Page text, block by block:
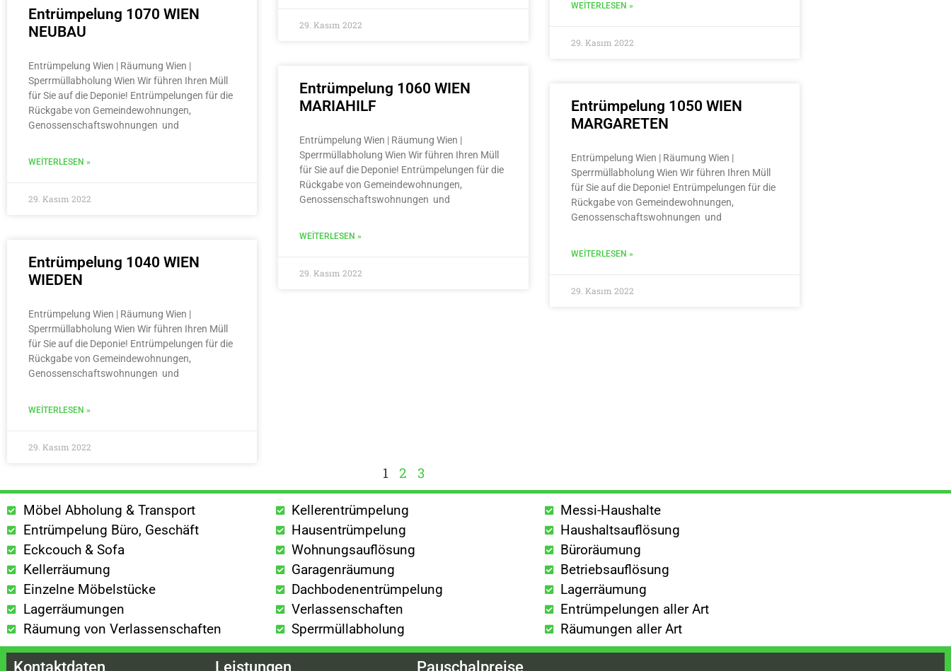
29. Kasım 2022
WEITERLESEN »
29. Kasım 2022
Entrümpelung 1070 WIEN
NEUBAU
Entrümpelung Wien | Räumung Wien |
Sperrmüllabholung Wien Wir führen Ihren Müll
für Sie auf die Deponie! Entrümpelungen für die
Rückgabe von Gemeindewohnungen,
Genossenschaftswohnungen und
WEITERLESEN »
29. Kasım 2022
Entrümpelung 1060 WIEN
MARIAHILF
Entrümpelung Wien | Räumung Wien |
Sperrmüllabholung Wien Wir führen Ihren Müll
für Sie auf die Deponie! Entrümpelungen für die
Rückgabe von Gemeindewohnungen,
Genossenschaftswohnungen und
WEITERLESEN »
29. Kasım 2022
Entrümpelung 1050 WIEN
MARGARETEN
Entrümpelung Wien | Räumung Wien |
Sperrmüllabholung Wien Wir führen Ihren Müll
für Sie auf die Deponie! Entrümpelungen für die
Rückgabe von Gemeindewohnungen,
Genossenschaftswohnungen und
WEITERLESEN »
29. Kasım 2022
Entrümpelung 1040 WIEN
WIEDEN
Entrümpelung Wien | Räumung Wien |
Sperrmüllabholung Wien Wir führen Ihren Müll
für Sie auf die Deponie! Entrümpelungen für die
Rückgabe von Gemeindewohnungen,
Genossenschaftswohnungen und
WEITERLESEN »
29. Kasım 2022
1 2 3
Möbel Abholung & Transport
Entrümpelung Büro, Geschäft
Eckcouch & Sofa
Kellerräumung
Einzelne Möbelstücke
Lagerräumungen
Räumung von Verlassenschaften
Kellerentrümpelung
Hausentrümpelung
Wohnungsauflösung
Garagenräumung
Dachbodenentrümpelung
Verlassenschaften
Sperrmüllabholung
Messi-Haushalte
Haushaltsauflösung
Büroräumung
Betriebsauflösung
Lagerräumung
Entrümpelungen aller Art
Räumungen aller Art
Kontaktdaten Leistungen Pauschalpreise